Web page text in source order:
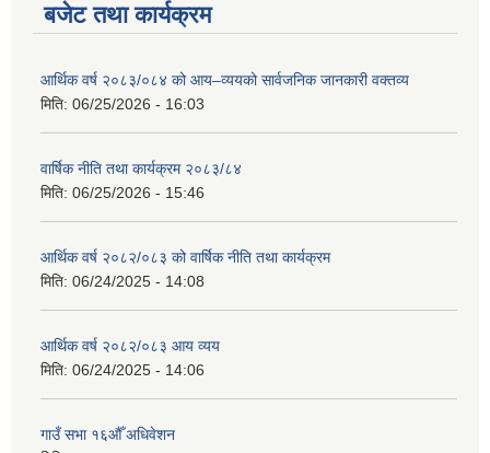
बजेट तथा कार्यक्रम
आर्थिक वर्ष २०८३/०८४ को आय–व्ययको सार्वजनिक जानकारी वक्तव्य
मिति: 06/25/2026 - 16:03
वार्षिक नीति तथा कार्यक्रम २०८३/८४
मिति: 06/25/2026 - 15:46
आर्थिक वर्ष २०८२/०८३ को वार्षिक नीति तथा कार्यक्रम
मिति: 06/24/2025 - 14:08
आर्थिक वर्ष २०८२/०८३ आय व्यय
मिति: 06/24/2025 - 14:06
गाउँ सभा १६औँ अधिवेशन